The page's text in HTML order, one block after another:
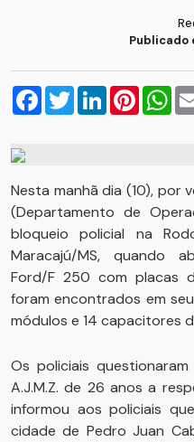
Publicado
Facebook
TwitterLinkedIn
Nesta manhã dia (10), por
(Departamento de
bloqueio policial na
Maracajú/MS, quando
Ford/F 250 com placas
foram encontrados em
módulos e 14 capacitores
Os policiais
A.J.M.Z. de 26 anos a
informou aos policiais
cidade de Pedro Juan